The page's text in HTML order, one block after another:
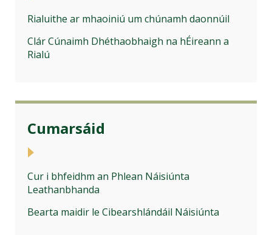
Rialuithe ar mhaoiniú um chúnamh daonnúil
Clár Cúnaimh Dhéthaobhaigh na hÉireann a
Rialú
Cumarsáid
Cur i bhfeidhm an Phlean Náisiúnta
Leathanbhanda
Bearta maidir le Cibearshlándáil Náisiúnta